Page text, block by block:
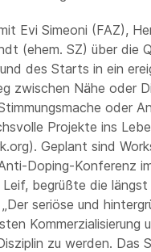
Evi Simeoni (FAZ),
(ehem. SZ) über die
des Starts in ein
zwischen Nähe oder
oder
Projekte ins
Geplant sind
Doping-Konferenz
begrüßte die
seriöse und
zu werden. Das